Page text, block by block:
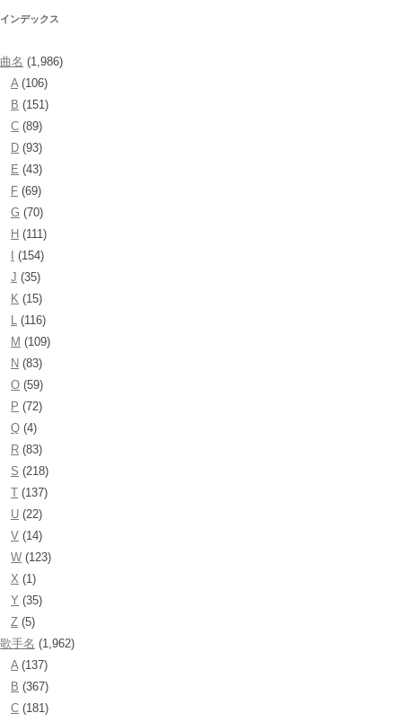
インデックス
曲名 (1,986)
A(106)
B (151)
C (89)
D (93)
E (43)
F (69)
G (70)
H (111)
(154)
J (35)
K (15)
L (116)
M (109)
N (83)
O (59)
P (72)
Q (4)
R (83)
S (218)
T (137)
U (22)
V (14)
W (123)
X (1)
Y (35)
Z (5)
歌手名 (1,962)
A(137)
B (367)
C (181)